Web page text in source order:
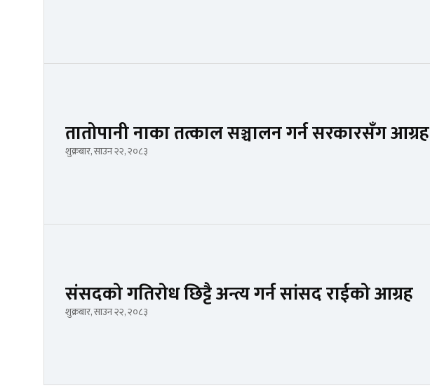
तातोपानी नाका तत्काल सञ्चालन गर्न सरकारसँग आग्रह
शुक्रबार, साउन २२, २०८३
संसदको गतिरोध छिट्टै अन्त्य गर्न सांसद राईको आग्रह
शुक्रबार, साउन २२, २०८३